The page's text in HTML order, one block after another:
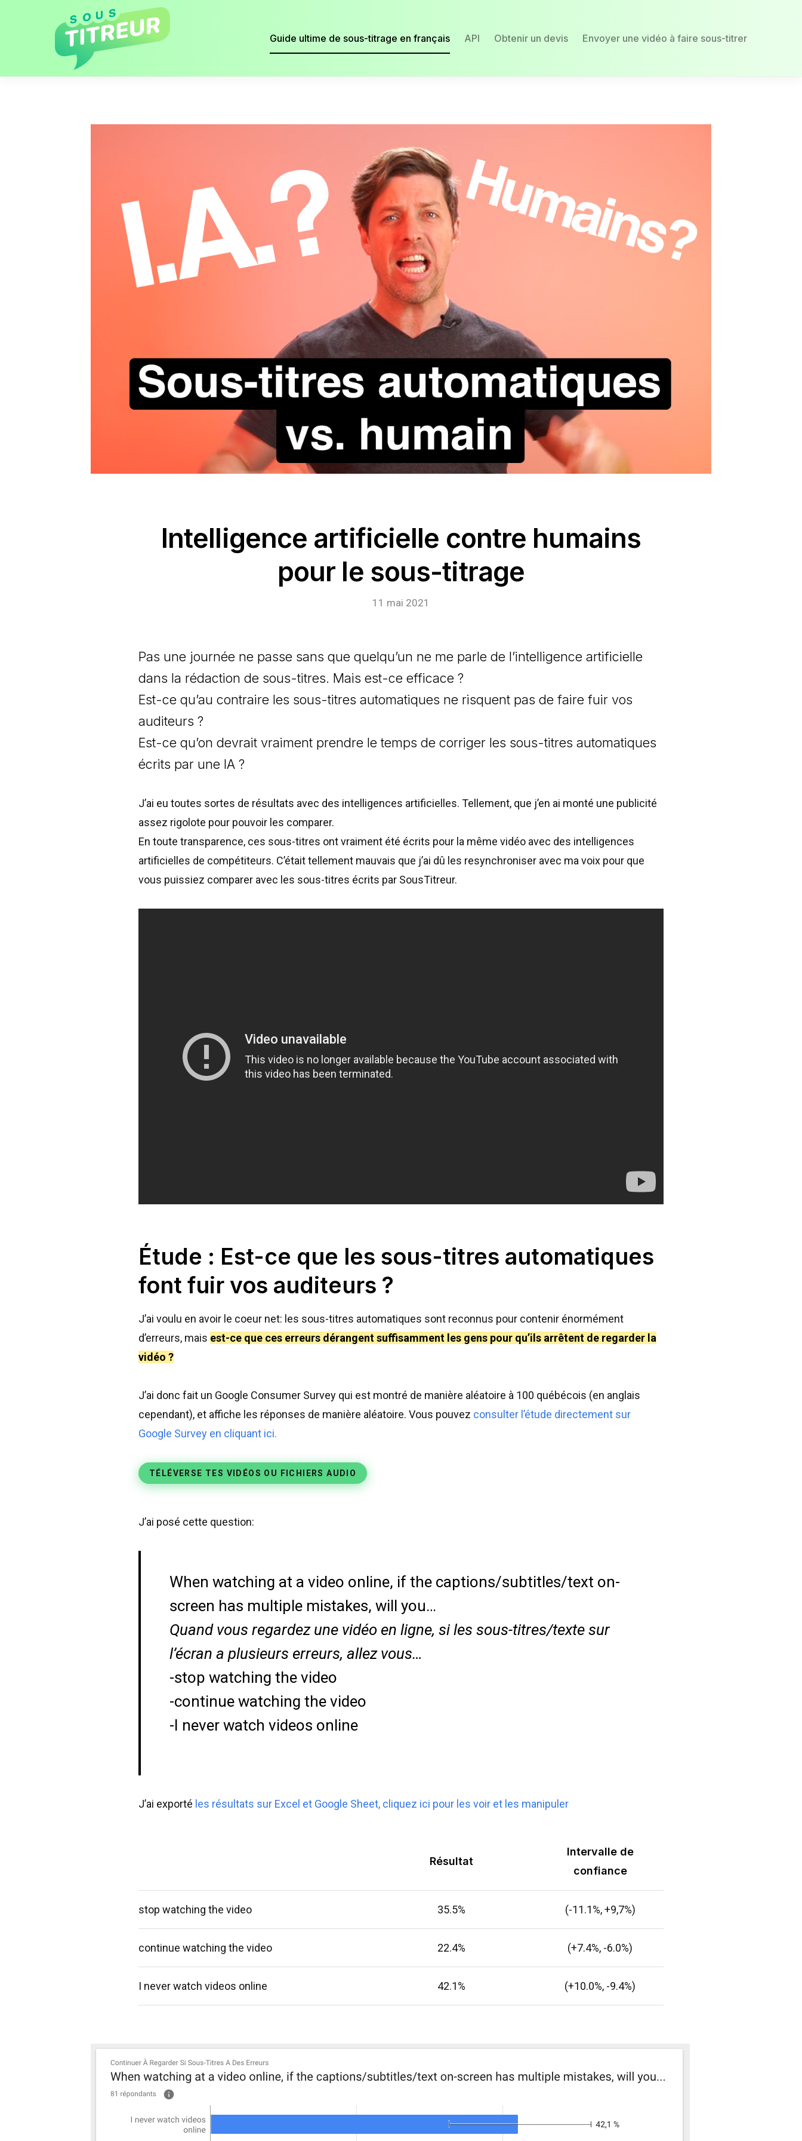
Guide ultime de sous-titrage en français API Obtenir un devis Envoyer une vidéo à faire sous-titrer
Intelligence artificielle contre humains
pour le sous-titrage
11 mai 2021
Pas une journée ne passe sans que quelqu’un ne me parle de l’intelligence artificielle
dans la rédaction de sous-titres. Mais est-ce efficace ?
Est-ce qu’au contraire les sous-titres automatiques ne risquent pas de faire fuir vos
auditeurs ?
Est-ce qu’on devrait vraiment prendre le temps de corriger les sous-titres automatiques
écrits par une IA ?
J’ai eu toutes sortes de résultats avec des intelligences artificielles. Tellement, que j’en ai monté une publicité
assez rigolote pour pouvoir les comparer.
En toute transparence, ces sous-titres ont vraiment été écrits pour la même vidéo avec des intelligences
artificielles de compétiteurs. C’était tellement mauvais que j’ai dû les resynchroniser avec ma voix pour que
vous puissiez comparer avec les sous-titres écrits par SousTitreur.
Étude : Est-ce que les sous-titres automatiques
font fuir vos auditeurs ?
J’ai voulu en avoir le coeur net: les sous-titres automatiques sont reconnus pour contenir énormément
d’erreurs, mais est-ce que ces erreurs dérangent suffisamment les gens pour qu’ils arrêtent de regarder la
vidéo ?
J’ai donc fait un Google Consumer Survey qui est montré de manière aléatoire à 100 québécois (en anglais
cependant), et affiche les réponses de manière aléatoire. Vous pouvez consulter l’étude directement sur
Google Survey en cliquant ici.
TÉLÉVERSE TES VIDÉOS OU FICHIERS AUDIO
J’ai posé cette question:
When watching at a video online, if the captions/subtitles/text on-
screen has multiple mistakes, will you…
Quand vous regardez une vidéo en ligne, si les sous-titres/texte sur
l’écran a plusieurs erreurs, allez vous…
-stop watching the video
-continue watching the video
-I never watch videos online
J’ai exporté les résultats sur Excel et Google Sheet, cliquez ici pour les voir et les manipuler
Résultat
Intervalle de
confiance
stop watching the video 35.5% (-11.1%, +9,7%)
continue watching the video 22.4% (+7.4%, -6.0%)
I never watch videos online 42.1% (+10.0%, -9.4%)